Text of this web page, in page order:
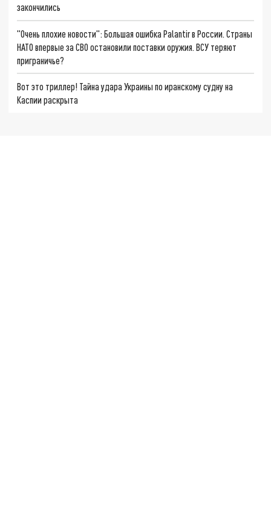
закончились
"Очень плохие новости": Большая ошибка Palantir в России. Страны
НАТО впервые за СВО остановили поставки оружия. ВСУ теряют
приграничье?
Вот это триллер! Тайна удара Украины по иранскому судну на
Каспии раскрыта